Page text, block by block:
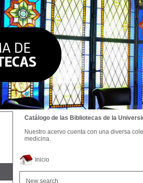
Inicio
New search
Catálogo de las Bibliotecas de la
Nuestro acervo cuenta con una diversa
medicina.